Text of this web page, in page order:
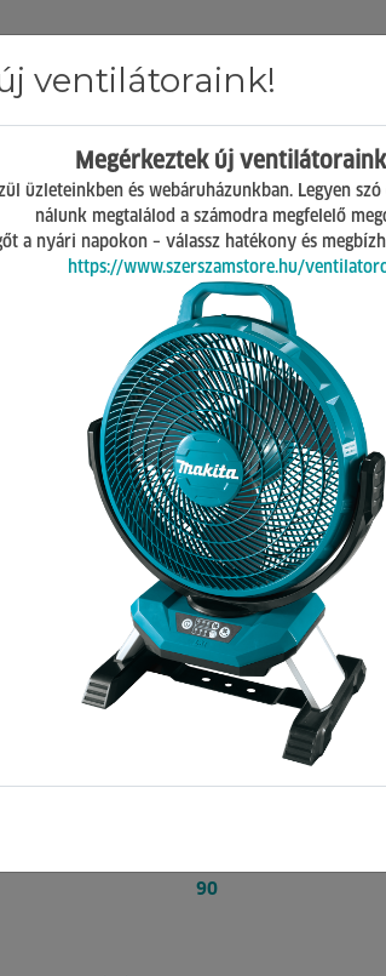
ÁSZF GY.I.K. Kapcsolat
H-P
Sz
termék a listában csak akciósak
104 Kód:026389 Pontok:
90
ventilátoraink!
Megérkeztek új
üzleteinkben és webáruházunkban. Legyen
nálunk megtalálod a számodra megfelelő
a nyári napokon – válassz hatékony és
https://www.szerszamstore.hu/